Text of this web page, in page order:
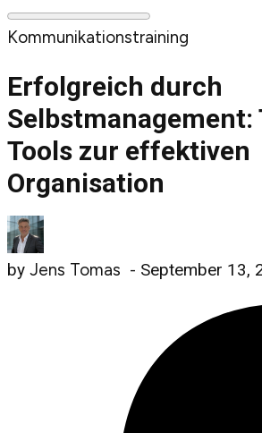
Kommunikationstraining
Erfolgreich durch
Selbstmanagement:
Tools zur effektiven
Organisation
by Jens Tomas - September 13,